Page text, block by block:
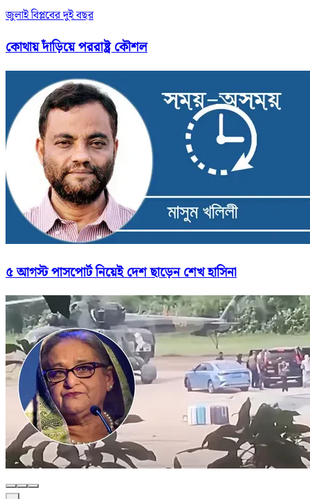
জুলাই বিপ্লবের দুই বছর
কোথায় দাঁড়িয়ে পররাষ্ট্র কৌশল
৫ আগস্ট পাসপোর্ট নিয়েই দেশ ছাড়েন শেখ হাসিনা